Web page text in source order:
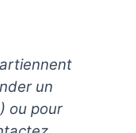
un
ou pour